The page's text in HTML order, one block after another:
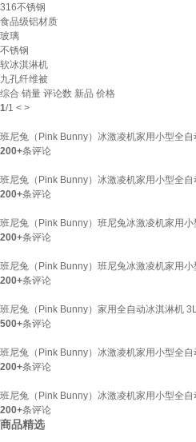
316不锈钢
食品级铝材质
玻璃
不锈钢
软冰淇淋机
九孔纤维被
综合 销量 评论数 新品 价格
1/1 < >
班尼兔（Pink Bunny）冰激凌机家用小型全
200+条评论
班尼兔（Pink Bunny）冰激凌机家用小型全
200+条评论
班尼兔（Pink Bunny）班尼兔冰激凌机家用
200+条评论
班尼兔（Pink Bunny）班尼兔冰激凌机家用
200+条评论
班尼兔（Pink Bunny）家用全自动冰淇淋机
500+条评论
班尼兔（Pink Bunny）冰激凌机家用小型全
200+条评论
班尼兔（Pink Bunny）冰激凌机家用小型全
200+条评论
商品精选